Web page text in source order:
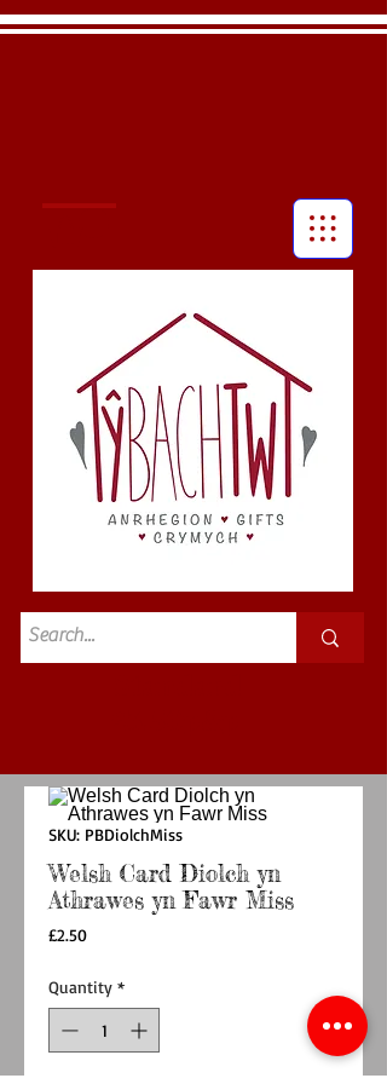
SKU: PBDiolchMiss
Welsh Card Diolch yn
Athrawes yn Fawr Miss
£2.50Price
Quantity *